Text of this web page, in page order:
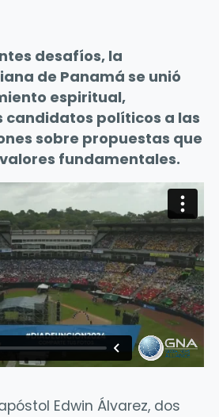
desafíos, la
de Panamá se unió
espiritual,
candidatos políticos a las
sobre propuestas que
fundamentales.
Edwin Álvarez, dos